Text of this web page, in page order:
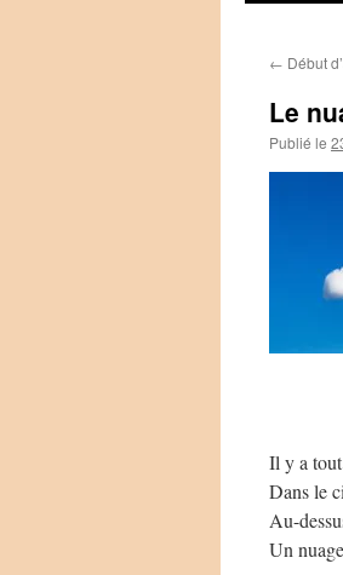
← Début
Le
Publié le
Il y a
Dans le
Au-
Un